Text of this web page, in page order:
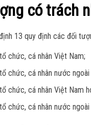
có trách
13 quy định các đối
chức, cá nhân Việt Nam;
chức, cá nhân nước
chức, cá nhân Việt Nam
chức, cá nhân nước